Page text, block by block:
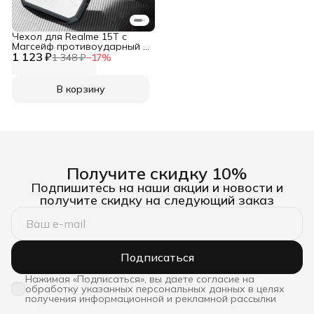
1 123 ₽1 348 ₽−17%
Чехол для Realme 15T c
Магсейф противоударный с
усиленными углами XUNDD
В корзину
Получите скидку 10%
Подпишитесь на наши акции и новости и
получите скидку на следующий заказ
Подписаться
Нажимая «Подписаться», вы даете согласие на
обработку указанных персональных данных в целях
получения информационной и рекламной рассылки